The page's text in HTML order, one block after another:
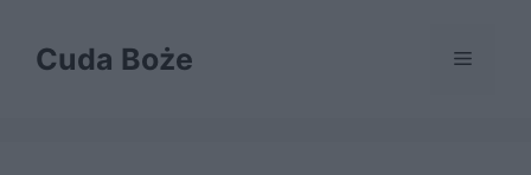
treściCuda Boże Menu